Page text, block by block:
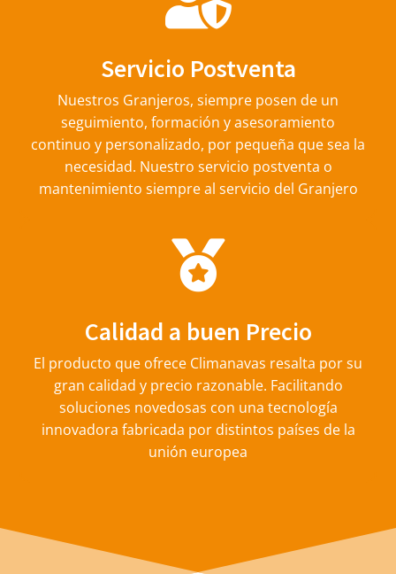
Servicio Postventa
Nuestros Granjeros, siempre posen de un
seguimiento, formación y asesoramiento
continuo y personalizado, por pequeña que sea la
necesidad. Nuestro servicio postventa o
mantenimiento siempre al servicio del Granjero
Calidad a buen Precio
El producto que ofrece Climanavas resalta por su
gran calidad y precio razonable. Facilitando
soluciones novedosas con una tecnología
innovadora fabricada por distintos países de la
unión europea